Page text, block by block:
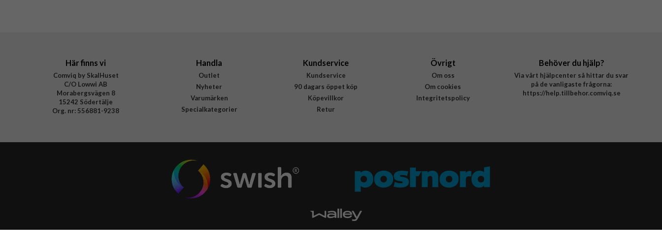
Här finns vi
Comviq by SkalHuset
C/O Lowwi AB
Morabergsvägen 8
15242 Södertälje
Org. nr: 556881-9238
Handla
Outlet
Nyheter
Varumärken
Specialkategorier
Kundservice
Kundservice
90 dagars öppet köp
Köpevillkor
Retur
Övrigt
Om oss
Om cookies
Integritetspolicy
Behöver du hjälp?
Via vårt hjälpcenter så hittar du svar
på de vanligaste frågorna:
https://help.tillbehor.comviq.se